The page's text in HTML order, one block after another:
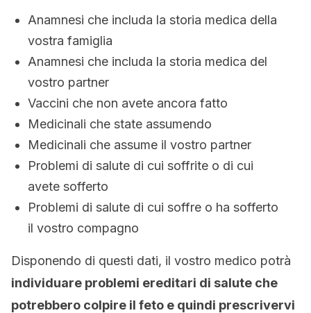
Anamnesi che includa la storia medica della
vostra famiglia
Anamnesi che includa la storia medica del
vostro partner
Vaccini che non avete ancora fatto
Medicinali che state assumendo
Medicinali che assume il vostro partner
Problemi di salute di cui soffrite o di cui
avete sofferto
Problemi di salute di cui soffre o ha sofferto
il vostro compagno
Disponendo di questi dati, il vostro medico potrà
individuare problemi ereditari di salute che
potrebbero colpire il feto e quindi prescrivervi